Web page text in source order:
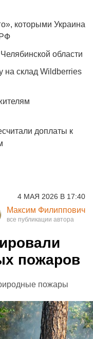
которыми Украина
области
на склад Wildberries
доплаты к
4 МАЯ 2026 В 17:40
Максим Филиппович
пожаров
пожары